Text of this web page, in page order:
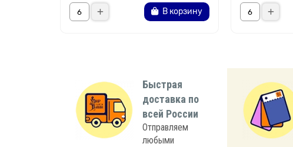
В корзину
Быстрая
доставка по
всей России
Отправляем
любыми